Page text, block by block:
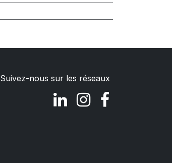
Suivez-nous sur les réseaux